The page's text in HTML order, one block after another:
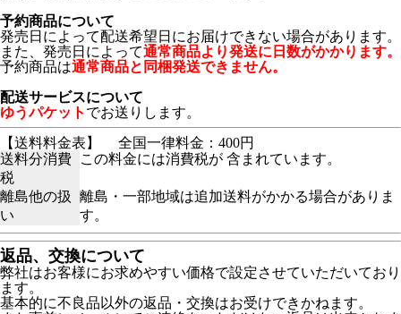
予約商品について
発売日によって配送希望日にお届けできない場合があります。
また、発売日によって通常商品より発送に日数がかかります。
予約商品は通常商品と同梱発送できません。
配送サービスについて
ゆうパケット でお送りします。
【送料料金表】
全国一律料金：400円
送料分消費
税
この料金には消費税が 含まれています。
離島他の扱
い
離島・一部地域は追加送料がかかる場合がありま
す。
返品、交換について
弊社はお客様にお求めやすい価格で設定させていただいており
ます。
基本的に不良品以外の返品・交換はお受けできかねます。